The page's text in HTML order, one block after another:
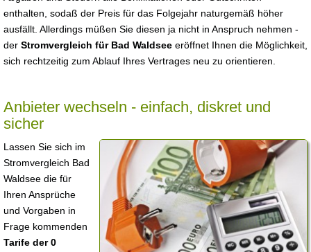
enthalten, sodaß der Preis für das Folgejahr naturgemäß höher
ausfällt. Allerdings müßen Sie diesen ja nicht in Anspruch nehmen -
der Stromvergleich für Bad Waldsee eröffnet Ihnen die Möglichkeit,
sich rechtzeitig zum Ablauf Ihres Vertrages neu zu orientieren.
Anbieter wechseln - einfach, diskret und
sicher
Lassen Sie sich im
Stromvergleich Bad
Waldsee die für
Ihren Ansprüche
und Vorgaben in
Frage kommenden
Tarife der 0